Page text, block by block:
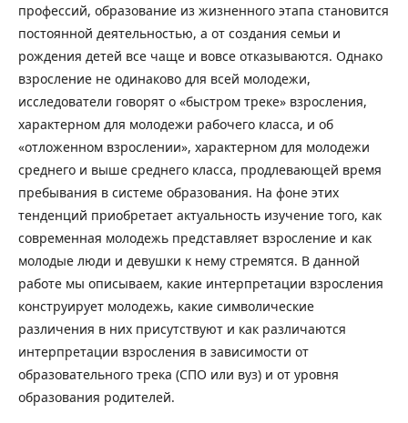
профессий, образование из жизненного этапа становится
постоянной деятельностью, а от создания семьи и
рождения детей все чаще и вовсе отказываются. Однако
взросление не одинаково для всей молодежи,
исследователи говорят о «быстром треке» взросления,
характерном для молодежи рабочего класса, и об
«отложенном взрослении», характерном для молодежи
среднего и выше среднего класса, продлевающей время
пребывания в системе образования. На фоне этих
тенденций приобретает актуальность изучение того, как
современная молодежь представляет взросление и как
молодые люди и девушки к нему стремятся. В данной
работе мы описываем, какие интерпретации взросления
конструирует молодежь, какие символические
различения в них присутствуют и как различаются
интерпретации взросления в зависимости от
образовательного трека (СПО или вуз) и от уровня
образования родителей.